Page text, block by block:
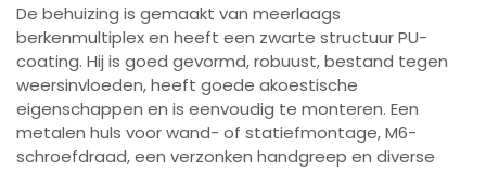
De behuizing is gemaakt van meerlaags
berkenmultiplex en heeft een zwarte structuur PU-
coating. Hij is goed gevormd, robuust, bestand tegen
weersinvloeden, heeft goede akoestische
eigenschappen en is eenvoudig te monteren. Een
metalen huls voor wand- of statiefmontage, M6-
schroefdraad, een verzonken handgreep en diverse